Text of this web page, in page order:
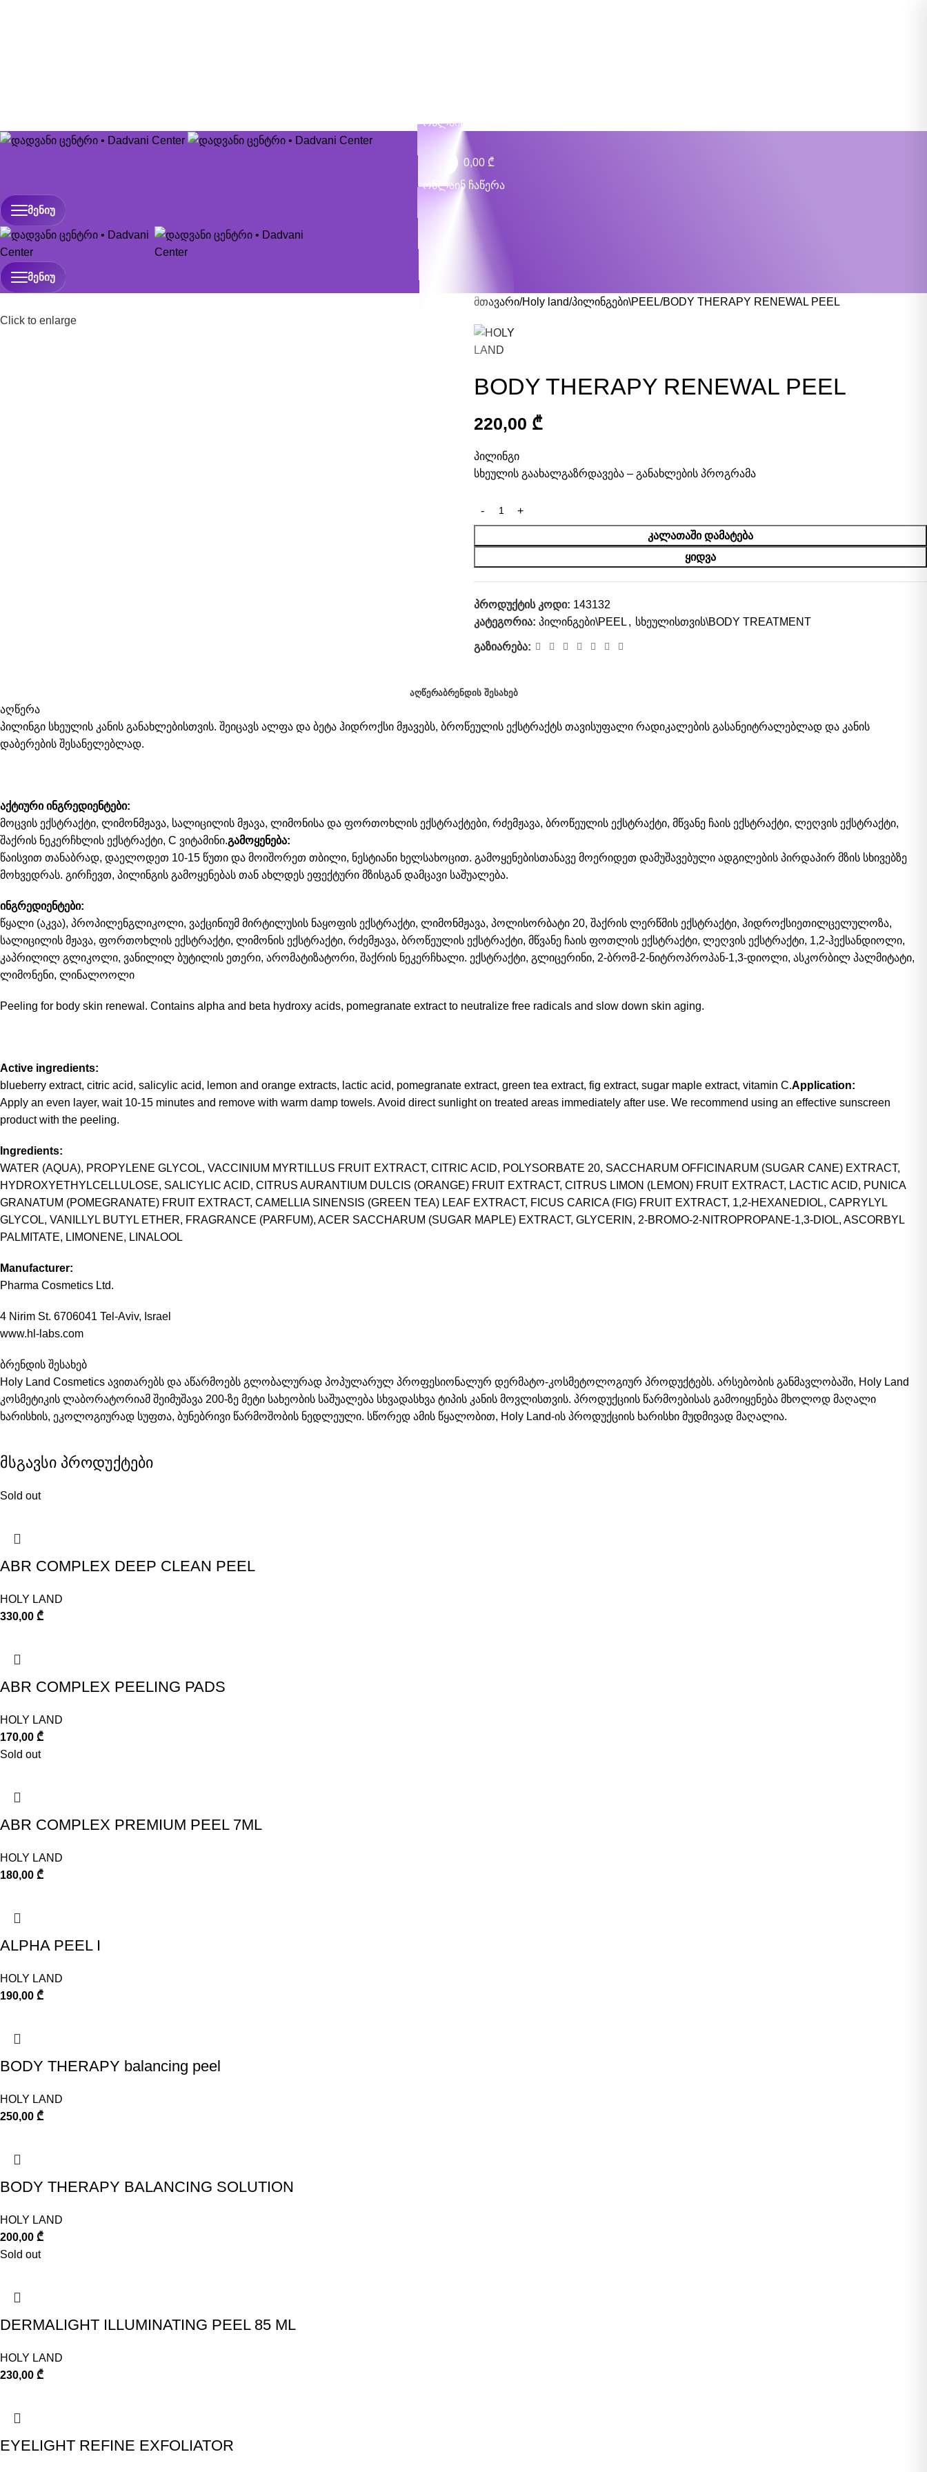
ონლაინ ჩაწერა
0,00 ₾
ონლაინ ჩაწერა
ᲛᲔᲜᲘᲣ
ᲛᲔᲜᲘᲣ
Click to enlarge
მთავარი Holy land პილინგები\PEEL BODY THERAPY RENEWAL PEEL
BODY THERAPY RENEWAL PEEL
220,00 ₾
პილინგი
სხეულის გაახალგაზრდავება – განახლების პროგრამა
ᲙᲐᲚᲐᲗᲐᲨᲘ ᲓᲐᲛᲐᲢᲔᲑᲐ
ᲧᲘᲓᲕᲐ
პროდუქტის კოდი: 143132
კატეგორია: პილინგები\PEEL , სხეულისთვის\BODY TREATMENT
გაზიარება:
ᲐᲦᲬᲔᲠᲐᲑᲠᲔᲜᲓᲘᲡ ᲨᲔᲡᲐᲮᲔᲑ
აღწერა
პილინგი სხეულის კანის განახლებისთვის. შეიცავს ალფა და ბეტა ჰიდროქსი მჟავებს, ბროწეულის ექსტრაქტს თავისუფალი რადიკალების გასანეიტრალებლად და კანის
დაბერების შესანელებლად.
აქტიური ინგრედიენტები:
მოცვის ექსტრაქტი, ლიმონმჟავა, სალიცილის მჟავა, ლიმონისა და ფორთოხლის ექსტრაქტები, რძემჟავა, ბროწეულის ექსტრაქტი, მწვანე ჩაის ექსტრაქტი, ლეღვის ექსტრაქტი,
შაქრის ნეკერჩხლის ექსტრაქტი, C ვიტამინი.გამოყენება:
წაისვით თანაბრად, დაელოდეთ 10-15 წუთი და მოიშორეთ თბილი, ნესტიანი ხელსახოცით. გამოყენებისთანავე მოერიდეთ დამუშავებული ადგილების პირდაპირ მზის სხივებზე
მოხვედრას. გირჩევთ, პილინგის გამოყენებას თან ახლდეს ეფექტური მზისგან დამცავი საშუალება.
ინგრედიენტები:
წყალი (აკვა), პროპილენგლიკოლი, ვაქცინიუმ მირტილუსის ნაყოფის ექსტრაქტი, ლიმონმჟავა, პოლისორბატი 20, შაქრის ლერწმის ექსტრაქტი, ჰიდროქსიეთილცელულოზა,
სალიცილის მჟავა, ფორთოხლის ექსტრაქტი, ლიმონის ექსტრაქტი, რძემჟავა, ბროწეულის ექსტრაქტი, მწვანე ჩაის ფოთლის ექსტრაქტი, ლეღვის ექსტრაქტი, 1,2-ჰექსანდიოლი,
კაპრილილ გლიკოლი, ვანილილ ბუტილის ეთერი, არომატიზატორი, შაქრის ნეკერჩხალი. ექსტრაქტი, გლიცერინი, 2-ბრომ-2-ნიტროპროპან-1,3-დიოლი, ასკორბილ პალმიტატი,
ლიმონენი, ლინალოოლი
Peeling for body skin renewal. Contains alpha and beta hydroxy acids, pomegranate extract to neutralize free radicals and slow down skin aging.
Active ingredients:
blueberry extract, citric acid, salicylic acid, lemon and orange extracts, lactic acid, pomegranate extract, green tea extract, fig extract, sugar maple extract, vitamin C.Application:
Apply an even layer, wait 10-15 minutes and remove with warm damp towels. Avoid direct sunlight on treated areas immediately after use. We recommend using an effective sunscreen
product with the peeling.
Ingredients:
WATER (AQUA), PROPYLENE GLYCOL, VACCINIUM MYRTILLUS FRUIT EXTRACT, CITRIC ACID, POLYSORBATE 20, SACCHARUM OFFICINARUM (SUGAR CANE) EXTRACT,
HYDROXYETHYLCELLULOSE, SALICYLIC ACID, CITRUS AURANTIUM DULCIS (ORANGE) FRUIT EXTRACT, CITRUS LIMON (LEMON) FRUIT EXTRACT, LACTIC ACID, PUNICA
GRANATUM (POMEGRANATE) FRUIT EXTRACT, CAMELLIA SINENSIS (GREEN TEA) LEAF EXTRACT, FICUS CARICA (FIG) FRUIT EXTRACT, 1,2-HEXANEDIOL, CAPRYLYL
GLYCOL, VANILLYL BUTYL ETHER, FRAGRANCE (PARFUM), ACER SACCHARUM (SUGAR MAPLE) EXTRACT, GLYCERIN, 2-BROMO-2-NITROPROPANE-1,3-DIOL, ASCORBYL
PALMITATE, LIMONENE, LINALOOL
Manufacturer:
Pharma Cosmetics Ltd.
4 Nirim St. 6706041 Tel-Aviv, Israel
www.hl-labs.com
ბრენდის შესახებ
Holy Land Cosmetics ავითარებს და აწარმოებს გლობალურად პოპულარულ პროფესიონალურ დერმატო-კოსმეტოლოგიურ პროდუქტებს. არსებობის განმავლობაში, Holy Land
კოსმეტიკის ლაბორატორიამ შეიმუშავა 200-ზე მეტი სახეობის საშუალება სხვადასხვა ტიპის კანის მოვლისთვის. პროდუქციის წარმოებისას გამოიყენება მხოლოდ მაღალი
ხარისხის, ეკოლოგიურად სუფთა, ბუნებრივი წარმოშობის ნედლეული. სწორედ ამის წყალობით, Holy Land-ის პროდუქციის ხარისხი მუდმივად მაღალია.
მსგავსი პროდუქტები
Sold out
ABR COMPLEX DEEP CLEAN PEEL
HOLY LAND
330,00 ₾
ABR COMPLEX PEELING PADS
HOLY LAND
170,00 ₾
Sold out
ABR COMPLEX PREMIUM PEEL 7ML
HOLY LAND
180,00 ₾
ALPHA PEEL I
HOLY LAND
190,00 ₾
BODY THERAPY balancing peel
HOLY LAND
250,00 ₾
BODY THERAPY BALANCING SOLUTION
HOLY LAND
200,00 ₾
Sold out
DERMALIGHT ILLUMINATING PEEL 85 ML
HOLY LAND
230,00 ₾
EYELIGHT REFINE EXFOLIATOR